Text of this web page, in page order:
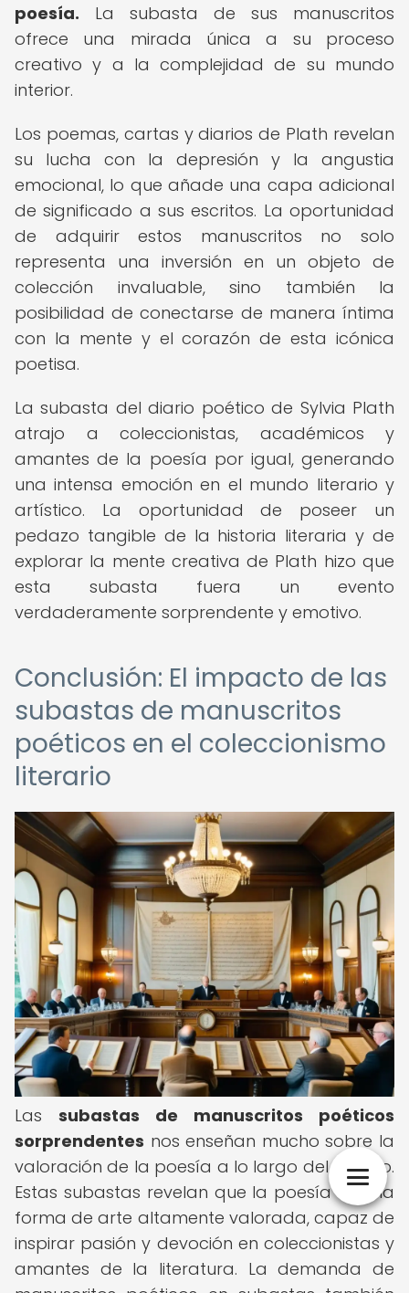
poesía. La subasta de sus manuscritos
ofrece una mirada única a su proceso
creativo y a la complejidad de su mundo
interior.
Los poemas, cartas y diarios de Plath revelan
su lucha con la depresión y la angustia
emocional, lo que añade una capa adicional
de significado a sus escritos. La oportunidad
de adquirir estos manuscritos no solo
representa una inversión en un objeto de
colección invaluable, sino también la
posibilidad de conectarse de manera íntima
con la mente y el corazón de esta icónica
poetisa.
La subasta del diario poético de Sylvia Plath
atrajo a coleccionistas, académicos y
amantes de la poesía por igual, generando
una intensa emoción en el mundo literario y
artístico. La oportunidad de poseer un
pedazo tangible de la historia literaria y de
explorar la mente creativa de Plath hizo que
esta subasta fuera un evento
verdaderamente sorprendente y emotivo.
Conclusión: El impacto de las
subastas de manuscritos
poéticos en el coleccionismo
literario
Las subastas de manuscritos poéticos
sorprendentes nos enseñan mucho sobre la
valoración de la poesía a lo largo del tiempo.
Estas subastas revelan que la poesía es una
forma de arte altamente valorada, capaz de
inspirar pasión y devoción en coleccionistas y
amantes de la literatura. La demanda de